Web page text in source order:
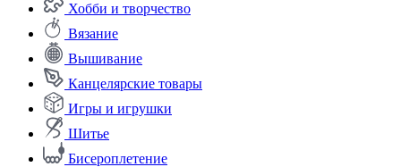
Хобби и творчество
Вязание
Вышивание
Канцелярские товары
Игры и игрушки
Шитье
Бисероплетение